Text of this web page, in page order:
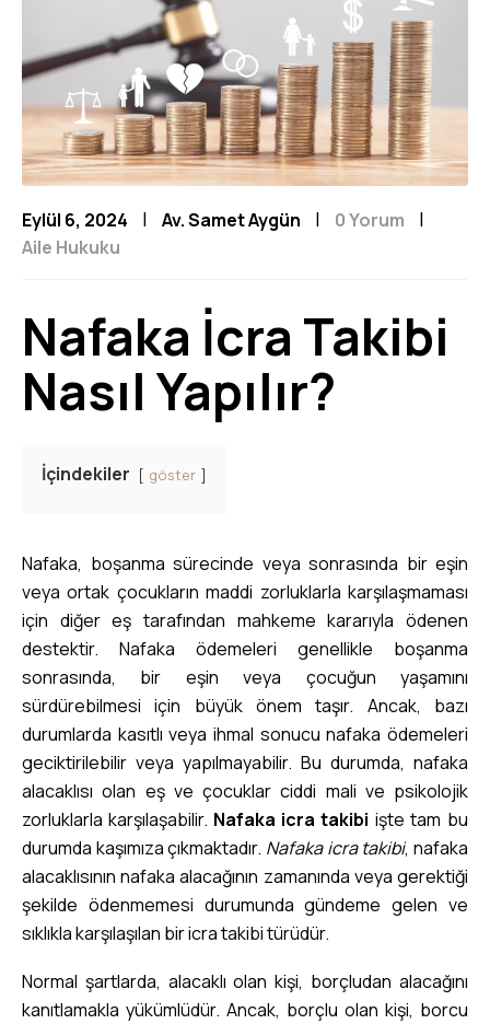
Eylül 6, 2024 | Av. Samet Aygün | 0 Yorum |
Aile Hukuku
Nafaka İcra Takibi
Nasıl Yapılır?
İçindekiler göster
Nafaka, boşanma sürecinde veya sonrasında bir eşin
veya ortak çocukların maddi zorluklarla karşılaşmaması
için diğer eş tarafından mahkeme kararıyla ödenen
destektir. Nafaka ödemeleri genellikle boşanma
sonrasında, bir eşin veya çocuğun yaşamını
sürdürebilmesi için büyük önem taşır. Ancak, bazı
durumlarda kasıtlı veya ihmal sonucu nafaka ödemeleri
geciktirilebilir veya yapılmayabilir. Bu durumda, nafaka
alacaklısı olan eş ve çocuklar ciddi mali ve psikolojik
zorluklarla karşılaşabilir. Nafaka icra takibi işte tam bu
durumda kaşımıza çıkmaktadır. Nafaka icra takibi, nafaka
alacaklısının nafaka alacağının zamanında veya gerektiği
şekilde ödenmemesi durumunda gündeme gelen ve
sıklıkla karşılaşılan bir icra takibi türüdür.
Normal şartlarda, alacaklı olan kişi, borçludan alacağını
kanıtlamakla yükümlüdür. Ancak, borçlu olan kişi, borcu